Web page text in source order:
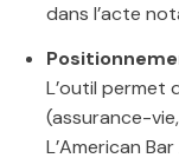
dans l’acte
L’outil permet
(assurance-
L’American